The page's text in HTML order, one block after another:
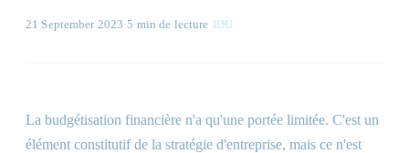
Ressources
Démos
21 September 2023 ·5 min de lecture IDU
La budgétisation financière n'a qu'une portée limitée. C'est un
élément constitutif de la stratégie d'entreprise, mais ce n'est